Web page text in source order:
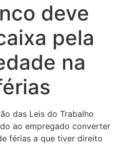
deve
pela
na
das Leis do Trabalho
ao empregado converter
férias a que tiver direito